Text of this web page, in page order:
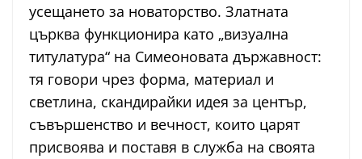
усещането за новаторство. Златната
църква функционира като „визуална
титулатура“ на Симеоновата държавност:
тя говори чрез форма, материал и
светлина, скандирайки идея за център,
съвършенство и вечност, които царят
присвоява и поставя в служба на своята